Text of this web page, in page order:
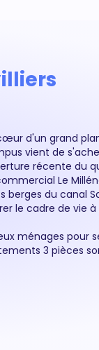
d'un grand
vient de
récente du
Le
berges du canal
le cadre de vie à
ménages pour
3 pièces